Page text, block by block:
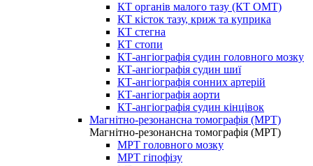
КТ органів малого тазу (КТ ОМТ)
КТ кісток тазу, криж та куприка
КТ стегна
КТ стопи
КТ-ангіографія судин головного мозку
КТ-ангіографія судин шиї
КТ-ангіографія сонних артерій
КТ-ангіографія аорти
КТ-ангіографія судин кінцівок
Магнітно-резонансна томографія (МРТ)
Магнітно-резонансна томографія (МРТ)
МРТ головного мозку
МРТ гіпофізу